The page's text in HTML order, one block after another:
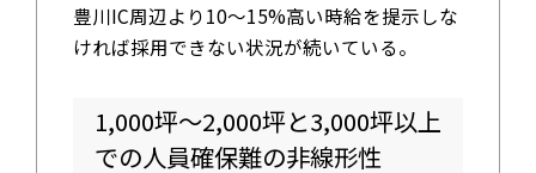
豊川IC周辺より10～15%高い時給を提示しな
ければ採用できない状況が続いている。
1,000坪～2,000坪と3,000坪以上
での人員確保難の非線形性